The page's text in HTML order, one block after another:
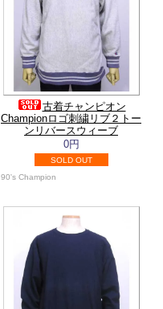
古着チャンピオン
Championロゴ刺繍リブ２トー
ンリバースウィーブ
0円
SOLD OUT
90's Champion